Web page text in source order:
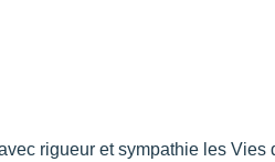
rigueur et sympathie les Vies